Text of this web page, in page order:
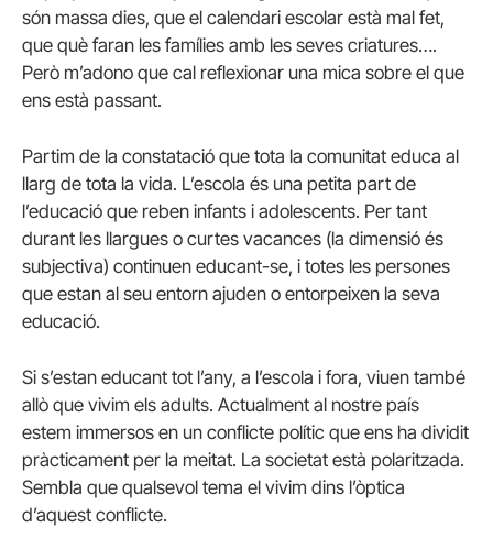
són massa dies, que el calendari escolar està mal fet,
que què faran les famílies amb les seves criatures….
Però m’adono que cal reflexionar una mica sobre el que
ens està passant.
Partim de la constatació que tota la comunitat educa al
llarg de tota la vida. L’escola és una petita part de
l’educació que reben infants i adolescents. Per tant
durant les llargues o curtes vacances (la dimensió és
subjectiva) continuen educant-se, i totes les persones
que estan al seu entorn ajuden o entorpeixen la seva
educació.
Si s’estan educant tot l’any, a l’escola i fora, viuen també
allò que vivim els adults. Actualment al nostre país
estem immersos en un conflicte polític que ens ha dividit
pràcticament per la meitat. La societat està polaritzada.
Sembla que qualsevol tema el vivim dins l’òptica
d’aquest conflicte.